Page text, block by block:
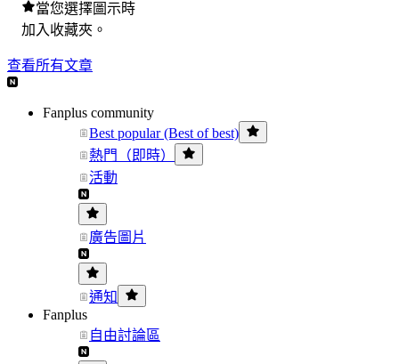
當您選擇圖示時
加入收藏夾。
查看所有文章
Fanplus community
Best popular (Best of best)
熱門（即時）
活動
廣告圖片
通知
Fanplus
自由討論區